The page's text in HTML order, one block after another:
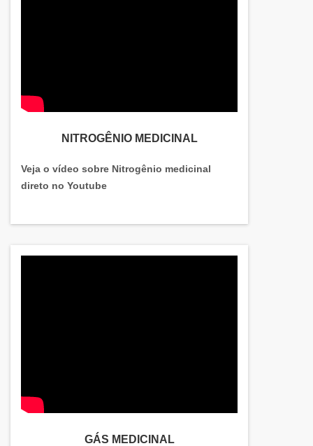
NITROGÊNIO MEDICINAL
Veja o vídeo sobre Nitrogênio medicinal
direto no Youtube
GÁS MEDICINAL